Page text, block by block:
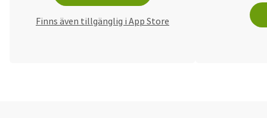
Finns även tillgänglig i App Store